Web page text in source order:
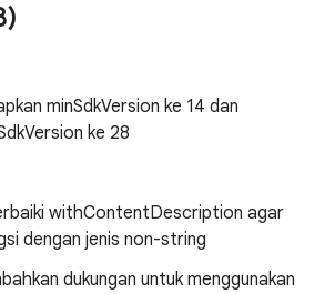
minSdkVersion ke 14 dan
ke 28
withContentDescription agar
dengan jenis non-string
dukungan untuk menggunakan